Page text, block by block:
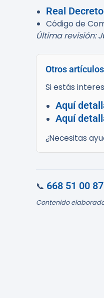
Real
Código de
Última revisión:
Otros
Si estás
Aquí
Aquí
¿Necesitas
📞 668 51 00 87
Contenido